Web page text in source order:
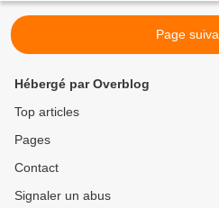
Page
Hébergé par Overblog
Top articles
Pages
Contact
Signaler un abus